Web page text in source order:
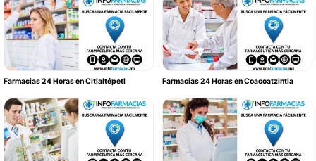
Farmacias 24 Horas en Citlaltépetl Farmacias 24 Horas en Coacoatzintla